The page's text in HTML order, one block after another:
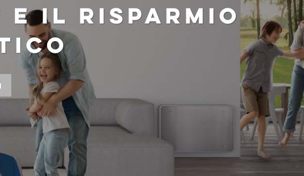
E IL RISPARMIO